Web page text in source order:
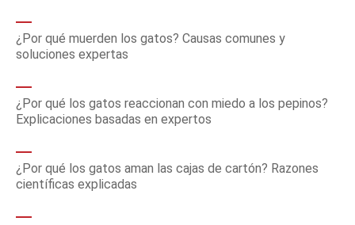
¿Por qué muerden los gatos? Causas comunes y
soluciones expertas
¿Por qué los gatos reaccionan con miedo a los pepinos?
Explicaciones basadas en expertos
¿Por qué los gatos aman las cajas de cartón? Razones
científicas explicadas